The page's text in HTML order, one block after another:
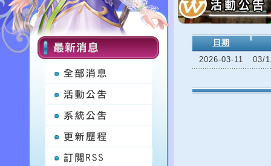
日期
2026-03-11
03/